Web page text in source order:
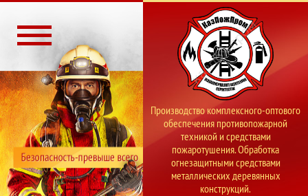
Производство комплексного-оптового
обеспечения противопожарной
техникой и средствами
пожаротушения. Обработка
огнезащитными средствами
металлических деревянных
конструкций.